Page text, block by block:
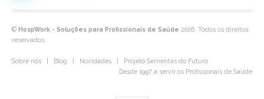
© HospWork - Soluções para Profissionais de Saúde 2026. Todos os direitos
reservados.
Sobre nós Blog Novidades
Projeto Sementes do Futuro
Desde 1997 a servir os Profissionais de Saúde